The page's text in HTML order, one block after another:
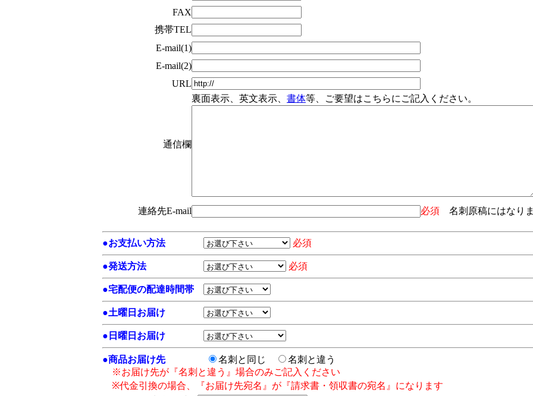
FAX
携帯TEL
E-mail(1)
E-mail(2)
URL
通信欄
裏面表示、英文表示、 書体等、ご要望はこちらにご記入ください。
連絡先E-mail 必須 名刺原稿にはなり
●お支払い方法 必須
●発送方法 必須
●宅配便の配達時間帯
●土曜日お届け
● 日曜日お届け
●商品お届け先 名刺と同じ
名刺と違う
※お届け先が『名刺と違う』場合のみご記入ください
※代金引換の場合、『お届け先宛名』が『請求書・領収書の宛名』になります